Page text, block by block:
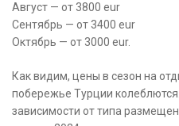
Август — от 3800 eur
Сентябрь — от 3400 eur
Октябрь — от 3000 eur.
Как видим, цены в сезон на
побережье Турции
зависимости от типа